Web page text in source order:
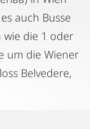
auch Busse
wie die 1 oder
um die Wiener
Belvedere,